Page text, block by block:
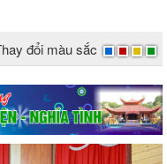
đổi màu sắc